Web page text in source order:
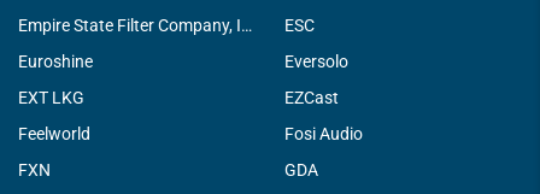
Empire State Filter Company, INC.
ESC
Euroshine
Eversolo
EXT LKG
EZCast
Feelworld
Fosi Audio
FXN
GDA